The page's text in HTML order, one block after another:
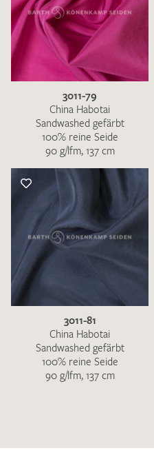
3011-79
China Habotai
Sandwashed gefärbt
100% reine Seide
90 g/lfm, 137 cm
3011-81
China Habotai
Sandwashed gefärbt
100% reine Seide
90 g/lfm, 137 cm